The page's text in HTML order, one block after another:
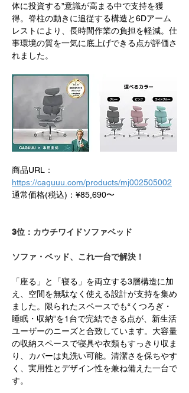
体に投資する”意識が高まる中で支持を獲
得。脊柱の動きに追従する構造と6Dアーム
レストにより、長時間作業の負担を軽減。仕
事環境の質を一気に底上げできる点が評価さ
れました。
商品URL：
https://caguuu.com/products/mj002505002
通常価格(税込)：¥85,690〜
3位：カウチワイドソファベッド
ソファ・ベッド、これ一台で解決！
「座る」と「寝る」を両立する3層構造に加
え、空間を無駄なく使える設計が支持を集め
ました。限られたスペースでも“くつろぎ・
睡眠・収納”を1台で完結できる点が、新生活
ユーザーのニーズと合致しています。大容量
の収納スペースで寝具や衣類もすっきり収ま
り、カバーは丸洗い可能。清潔さを保ちやす
く、実用性とデザイン性を兼ね備えた一台で
す。